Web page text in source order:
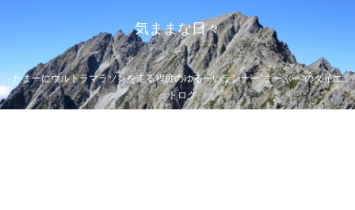
気ままな日々
たまーにウルトラマラソンを走る程度のゆるーいランナー”まーぶー”のダイエ
ットログ